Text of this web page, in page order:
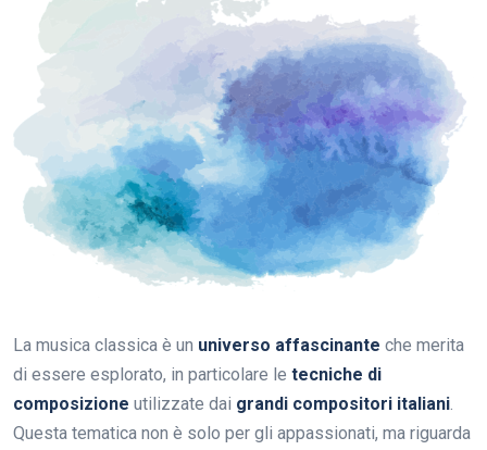
La musica classica è un universo affascinante che merita
di essere esplorato, in particolare le tecniche di
composizione utilizzate dai grandi compositori italiani
Questa tematica non è solo per gli appassionati, ma riguarda